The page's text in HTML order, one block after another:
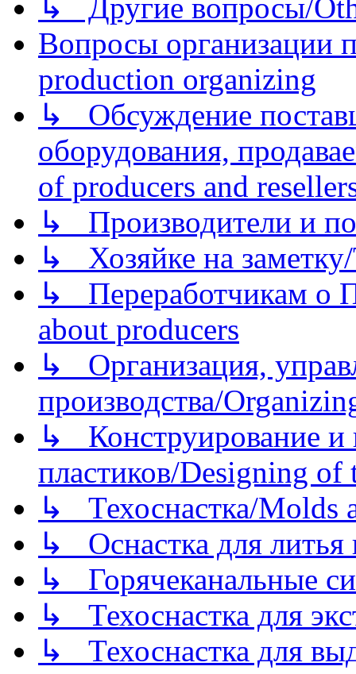
↳ Другие вопросы/
Вопросы организации
production organizing
↳ Обсуждение
оборудования,
of producers and
↳ Производители и
↳ Хозяйке на
↳ Переработчикам о
about producers
↳ Организация,
производства/
↳ Конструирование и
пластиков/Designing of
↳ Техоснастка/Molds
↳ Оснастка для литья
↳ Горячеканальные
↳ Техоснастка для
↳ Техоснастка для